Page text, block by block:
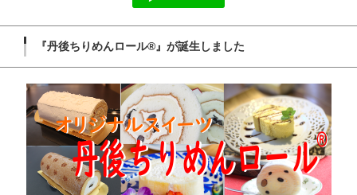
『丹後ちりめんロール®』が誕生しました